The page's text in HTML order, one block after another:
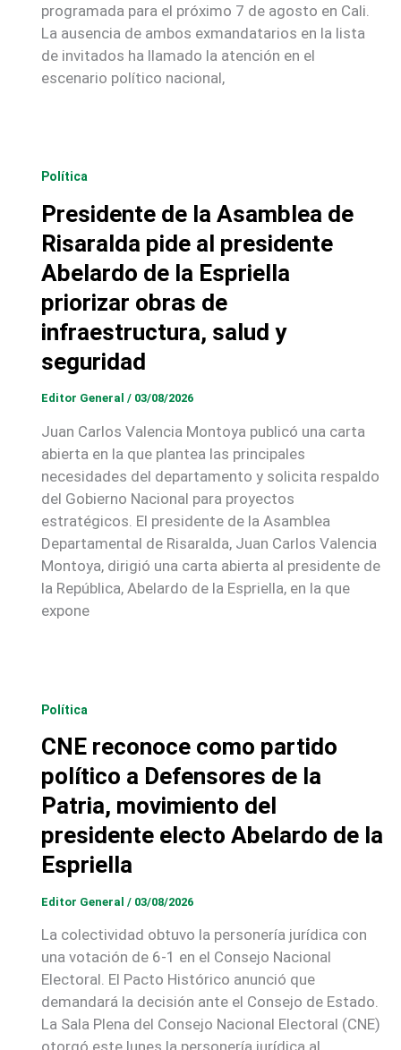
programada para el próximo 7 de agosto en Cali.
La ausencia de ambos exmandatarios en la lista
de invitados ha llamado la atención en el
escenario político nacional,
Política
Presidente de la Asamblea de
Risaralda pide al presidente
Abelardo de la Espriella
priorizar obras de
infraestructura, salud y
seguridad
Editor General / 03/08/2026
Juan Carlos Valencia Montoya publicó una carta
abierta en la que plantea las principales
necesidades del departamento y solicita respaldo
del Gobierno Nacional para proyectos
estratégicos. El presidente de la Asamblea
Departamental de Risaralda, Juan Carlos Valencia
Montoya, dirigió una carta abierta al presidente de
la República, Abelardo de la Espriella, en la que
expone
Política
CNE reconoce como partido
político a Defensores de la
Patria, movimiento del
presidente electo Abelardo de la
Espriella
Editor General / 03/08/2026
La colectividad obtuvo la personería jurídica con
una votación de 6-1 en el Consejo Nacional
Electoral. El Pacto Histórico anunció que
demandará la decisión ante el Consejo de Estado.
La Sala Plena del Consejo Nacional Electoral (CNE)